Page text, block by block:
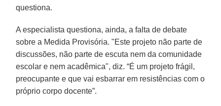
questiona.
A especialista questiona, ainda, a falta de debate
sobre a Medida Provisória. "Este projeto não parte de
discussões, não parte de escuta nem da comunidade
escolar e nem acadêmica", diz. “É um projeto frágil,
preocupante e que vai esbarrar em resistências com o
próprio corpo docente”.